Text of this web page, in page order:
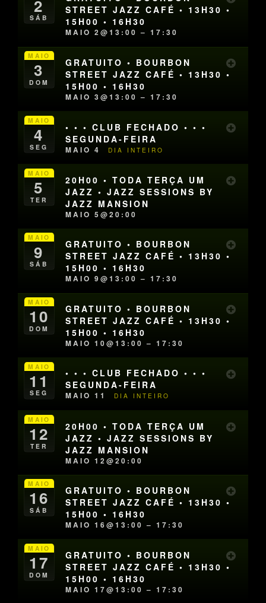
2
SÁB
STREET JAZZ CAFÉ • 13H30 •
15H00 • 16H30
MAIO 2@13:00 – 17:30
MAIO
3
DOM
GRATUITO • BOURBON
STREET JAZZ CAFÉ • 13H30 •
15H00 • 16H30
MAIO 3@13:00 – 17:30
MAIO
4
SEG
• • • CLUB FECHADO • • •
SEGUNDA-FEIRA
MAIO 4 DIA INTEIRO
MAIO
5
TER
20H00 • TODA TERÇA UM
JAZZ • JAZZ SESSIONS BY
JAZZ MANSION
MAIO 5@20:00
MAIO
9
SÁB
GRATUITO • BOURBON
STREET JAZZ CAFÉ • 13H30 •
15H00 • 16H30
MAIO 9@13:00 – 17:30
MAIO
10
DOM
GRATUITO • BOURBON
STREET JAZZ CAFÉ • 13H30 •
15H00 • 16H30
MAIO 10@13:00 – 17:30
MAIO
11
SEG
• • • CLUB FECHADO • • •
SEGUNDA-FEIRA
MAIO 11 DIA INTEIRO
MAIO
12
TER
20H00 • TODA TERÇA UM
JAZZ • JAZZ SESSIONS BY
JAZZ MANSION
MAIO 12@20:00
MAIO
16
SÁB
GRATUITO • BOURBON
STREET JAZZ CAFÉ • 13H30 •
15H00 • 16H30
MAIO 16@13:00 – 17:30
MAIO
17
DOM
GRATUITO • BOURBON
STREET JAZZ CAFÉ • 13H30 •
15H00 • 16H30
MAIO 17@13:00 – 17:30